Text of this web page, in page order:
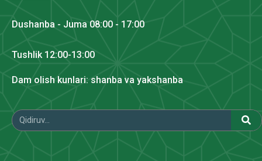
Dushanba - Juma 08:00 - 17:00
Tushlik 12:00-13:00
Dam olish kunlari: shanba va yakshanba